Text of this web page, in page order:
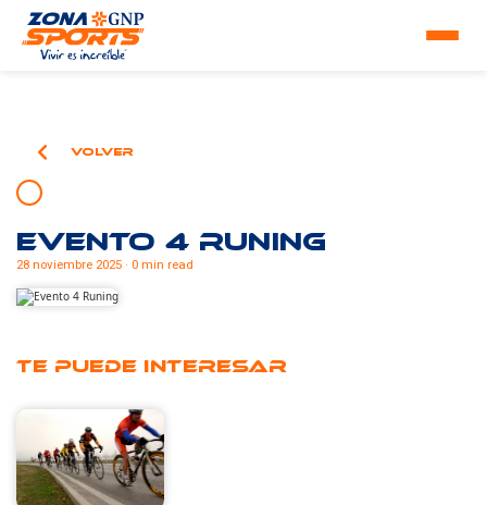
Volver
Evento 4 Runing
28 noviembre 2025 · 0 min read
Te puede interesar